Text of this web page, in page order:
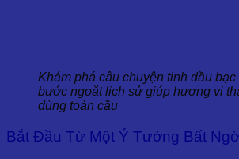
Khám phá câu chuyện tinh dầu
bước ngoặt lịch sử giúp hương vị
dùng toàn cầu
Bắt Đầu Từ Một Ý Tưởng Bất Ngờ